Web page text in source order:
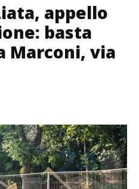
appello
basta
Marconi, via